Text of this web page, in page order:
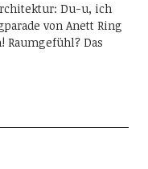
Du-u, ich
von Anett Ring
Das